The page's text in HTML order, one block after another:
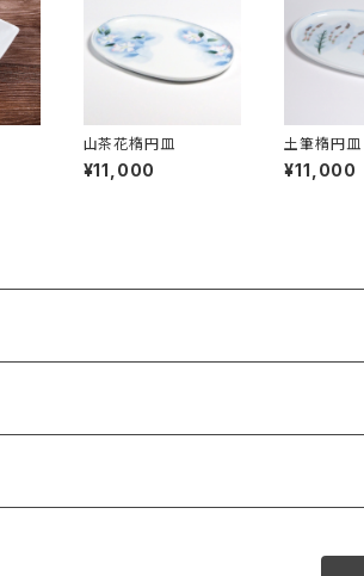
山茶花楕円皿
¥11,000
土筆楕円皿
¥11,000